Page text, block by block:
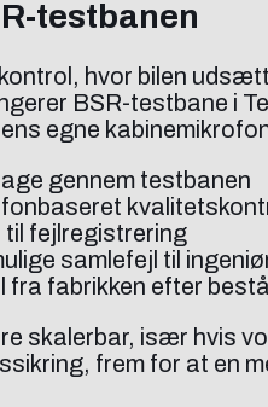
testbanen
hvor bilen
BSR-testbane i
egne
gennem testbanen
til fejlregistrering
samlefejl til
fra fabrikken efter
skalerbar, især hvis
frem for at en